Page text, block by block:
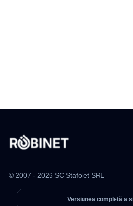
© 2007 - 2026 SC Stafolet SRL
Versiunea completă a